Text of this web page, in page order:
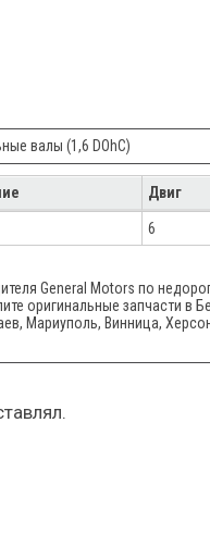
валы (1,6 DOhC)
Двиг
6
General Motors по
оригинальные запчасти
Мариуполь, Винница,